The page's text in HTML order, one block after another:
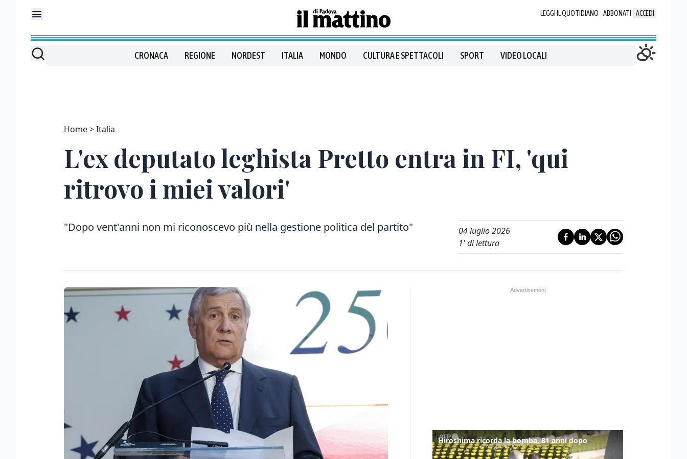
LEGGI IL QUOTIDIANO ABBONATI ACCEDI
CRONACA REGIONE NORDEST ITALIA MONDO CULTURA E SPETTACOLI SPORT VIDEO LOCALI
Home Italia
L'ex deputato leghista Pretto entra in FI, 'qui
ritrovo i miei valori'
"Dopo vent'anni non mi riconoscevo più nella gestione politica del partito"
04 luglio 2026
1' di lettura
Hiroshima ricorda la bomba, 81 anni dopo